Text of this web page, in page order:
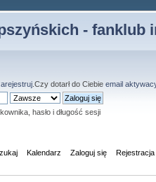
- fanklub
.Czy dotarł do Ciebie email
hasło i długość sesji
Kalendarz Zaloguj się Rejestracja